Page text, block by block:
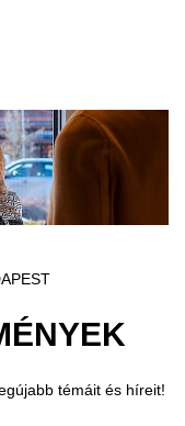
témáit és híreit!